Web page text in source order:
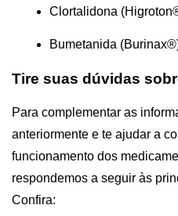
Clortalidona
Bumetanida
Tire suas dúvidas
Para complementar as
anteriormente e te ajudar a
funcionamento dos
respondemos a seguir às
Confira: